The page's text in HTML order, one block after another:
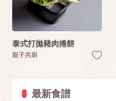
泰式打拋豬肉捲餅
親子共廚
最新食譜